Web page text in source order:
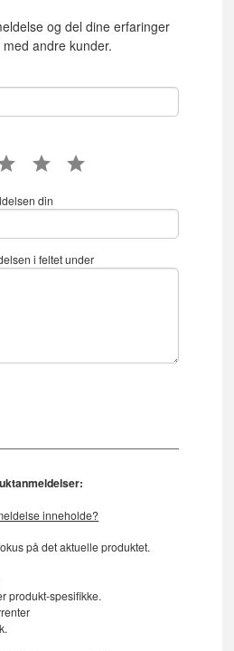
og del dine erfaringer
andre kunder.
4 star 5 star
din
i feltet under
inneholde?
på det aktuelle produktet.
produkt-spesifikke.